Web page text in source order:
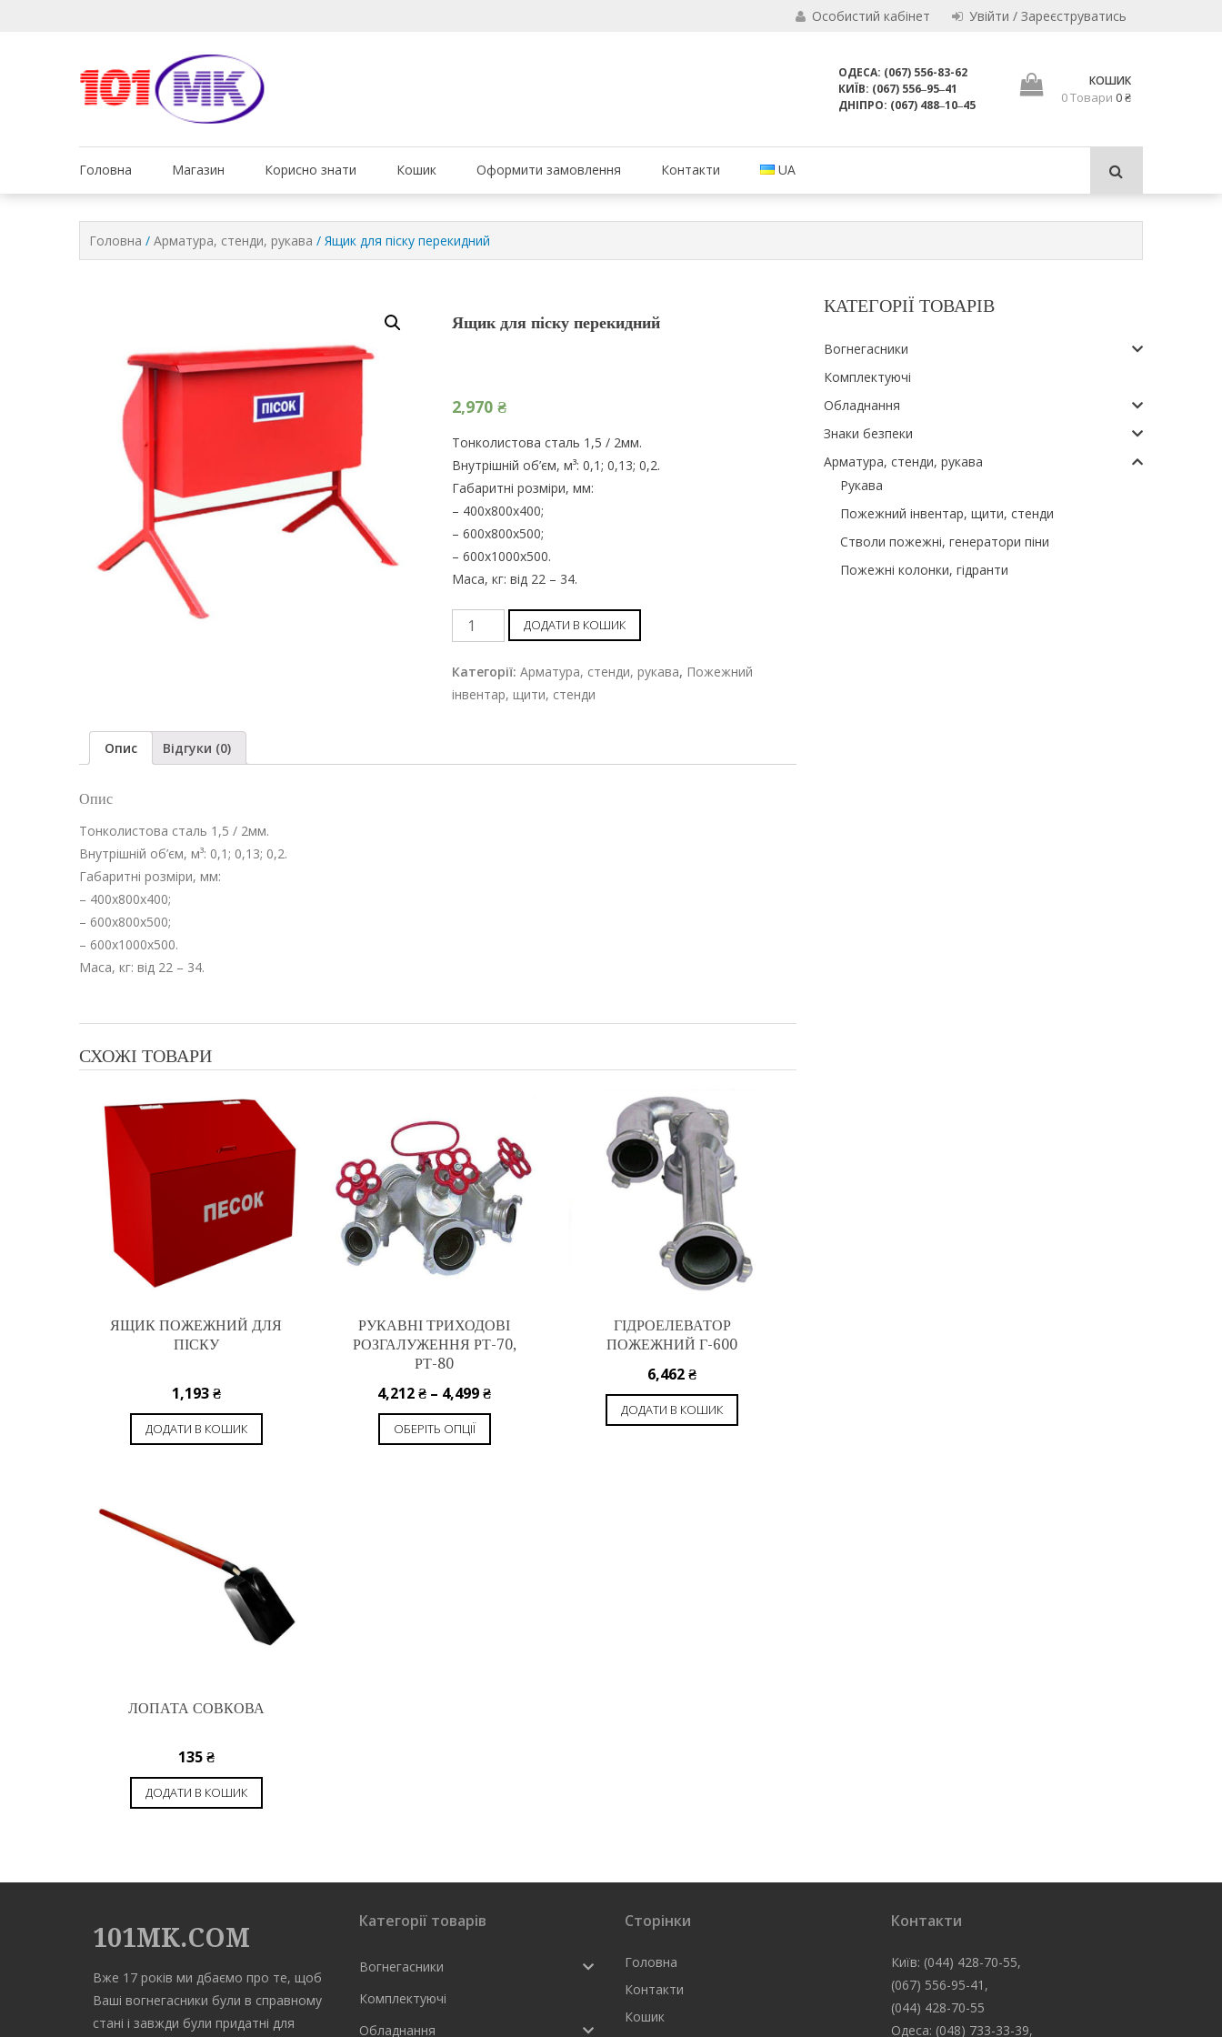
Особистий кабінет Увійти / Зареєструватись
Обслуговування вогнегасників, компанія МАРКО ЛТД
Ми дбаємо про те, щоб ваші вогнегасники були в справному стані і завжди були придатні для використання за призначенням.
ОДЕСА: (067) 556-83-62
КИЇВ: (067) 556‒95‒41
ДНІПРО: (067) 488‒10‒45
КОШИК
0 Товари 0 ₴
Головна Магазин Корисно знати Кошик Оформити замовлення Контакти UA
Головна / Арматура, стенди, рукава / Ящик для піску перекидний
Ящик для піску перекидний
2,970₴
Тонколистова сталь 1,5 / 2мм.
Внутрішній об’єм, м³: 0,1; 0,13; 0,2.
Габаритні розміри, мм:
– 400х800х400;
– 600х800х500;
– 600х1000х500.
Маса, кг: від 22 – 34.
Ящик
для
піску
перекидний
ДОДАТИ В КОШИК
Категорії:Арматура, стенди, рукава, Пожежний
інвентар, щити, стенди
Опис Відгуки (0)
Опис
Тонколистова сталь 1,5 / 2мм.
Внутрішній об’єм, м³: 0,1; 0,13; 0,2.
Габаритні розміри, мм:
– 400х800х400;
– 600х800х500;
– 600х1000х500.
Маса, кг: від 22 – 34.
СХОЖІ ТОВАРИ
ЯЩИК ПОЖЕЖНИЙ ДЛЯ
ПІСКУ
1,193₴
ДОДАТИ В КОШИК
РУКАВНІ ТРИХОДОВІ
РОЗГАЛУЖЕННЯ РТ-70,
РТ-80
4,212₴ – 4,499₴
ОБЕРІТЬ ОПЦІЇ
ГІДРОЕЛЕВАТОР
ПОЖЕЖНИЙ Г-600
6,462₴
ДОДАТИ В КОШИК
ЛОПАТА СОВКОВА
135₴
ДОДАТИ В КОШИК
КАТЕГОРІЇ ТОВАРІВ
Вогнегасники
Комплектуючі
Обладнання
Знаки безпеки
Арматура, стенди, рукава
Рукава
Пожежний інвентар, щити, стенди
Стволи пожежні, генератори піни
Пожежні колонки, гідранти
101MK.COM
Вже 17 років ми дбаємо про те, щоб
Ваші вогнегасники були в справному
стані і завжди були придатні для
Категорії товарів
Вогнегасники
Комплектуючі
Обладнання
Сторінки
Головна
Контакти
Кошик
Контакти
Київ: (044) 428-70-55,
(067) 556-95-41,
(044) 428-70-55
Одеса: (048) 733-33-39,